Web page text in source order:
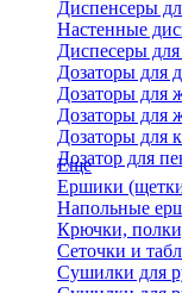
Диспенсеры
Настенные
Диспесеры
Дозаторы для
Дозаторы для
Дозаторы для
Дозаторы для
Дозатор для
Еще
Ершики
Напольные
Крючки,
Сеточки и
Сушилки для